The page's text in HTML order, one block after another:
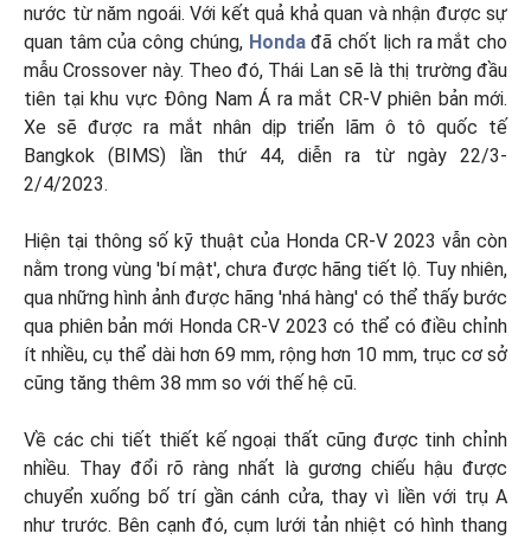
nước từ năm ngoái. Với kết quả khả quan và nhận được sự
quan tâm của công chúng, Hondađã chốt lịch ra mắt cho
mẫu Crossover này. Theo đó, Thái Lan sẽ là thị trường đầu
tiên tại khu vực Đông Nam Á ra mắt CR-V phiên bản mới.
Xe sẽ được ra mắt nhân dịp triển lãm ô tô quốc tế
Bangkok (BIMS) lần thứ 44, diễn ra từ ngày 22/3-
2/4/2023.
Hiện tại thông số kỹ thuật của Honda CR-V 2023 vẫn còn
nằm trong vùng 'bí mật', chưa được hãng tiết lộ. Tuy nhiên,
qua những hình ảnh được hãng 'nhá hàng' có thể thấy bước
qua phiên bản mới Honda CR-V 2023 có thể có điều chỉnh
ít nhiều, cụ thể dài hơn 69 mm, rộng hơn 10 mm, trục cơ sở
cũng tăng thêm 38 mm so với thế hệ cũ.
Về các chi tiết thiết kế ngoại thất cũng được tinh chỉnh
nhiều. Thay đổi rõ ràng nhất là gương chiếu hậu được
chuyển xuống bố trí gần cánh cửa, thay vì liền với trụ A
như trước. Bên cạnh đó, cụm lưới tản nhiệt có hình thang